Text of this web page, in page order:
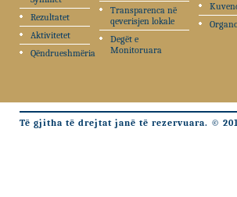
Rezultatet
Aktivitetet
Qëndrueshmëria
Transparenca në
qeverisjen lokale
Degët e
Monitoruara
Të gjitha të drejtat janë të rezervuara. ©